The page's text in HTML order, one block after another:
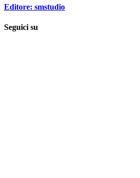
Editore: smstudio
Seguici su